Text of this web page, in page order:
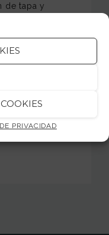
PRIVACIDAD
de tapa y